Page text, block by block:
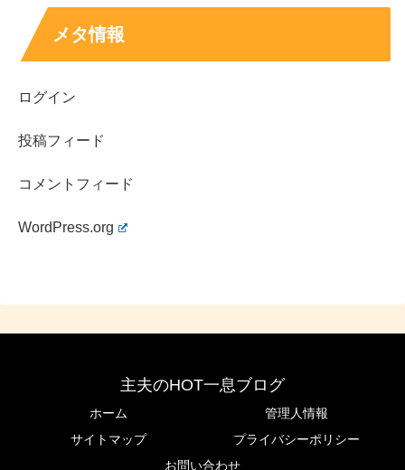
話はそれてしまいましたが、あきぴさんは『17ライバ
られていたので、
もちろん再婚された旦那さんについての情報も画像も公開
あきぴさんが”妊娠中のDV”が理由で離婚されたのであれ
メタ情報
ログイン
投稿フィード
コメントフィード
WordPress.org
主夫のHOT一息ブログ
ホーム
管理人情報
サイトマップ
プライバシーポリシー
お問い合わせ